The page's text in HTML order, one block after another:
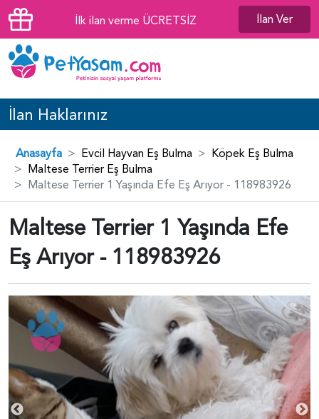
İlk ilan verme ÜCRETSİZ İlan Ver
İlan Haklarınız
Anasayfa Evcil Hayvan Eş Bulma
Köpek Eş Bulma
Maltese Terrier Eş Bulma
Maltese Terrier 1 Yaşında Efe Eş Arıyor - 118983926
Maltese Terrier 1 Yaşında Efe
Eş Arıyor - 118983926